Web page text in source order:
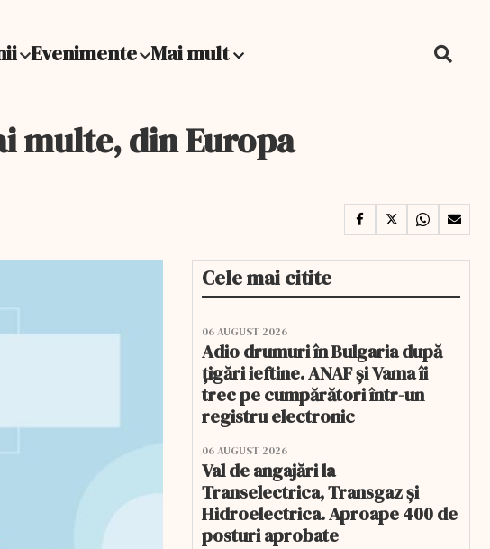
Evenimente Mai mult
multe, din Europa
Cele mai citite
06 AUGUST 2026
Adio drumuri în Bulgaria după
țigări ieftine. ANAF și Vama îi
trec pe cumpărători într-un
registru electronic
06 AUGUST 2026
Val de angajări la
Transelectrica, Transgaz și
Hidroelectrica. Aproape 400 de
posturi aprobate